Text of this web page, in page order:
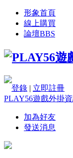
形象首頁
線上購買
論壇BBS
登錄 | 立即註冊
PLAY56遊戲外掛
加為好友
發送消息